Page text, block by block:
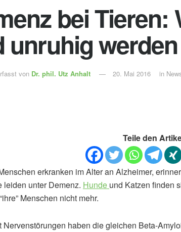
bei
unruhig werden
von Dr. phil. Utz Anhalt 20. Mai 2016 in
Teile den
erkranken im Alter an Alzheimer,
leiden unter Demenz. Hunde und Katzen finden
Menschen nicht mehr.
Nervenstörungen haben die gleichen Beta-